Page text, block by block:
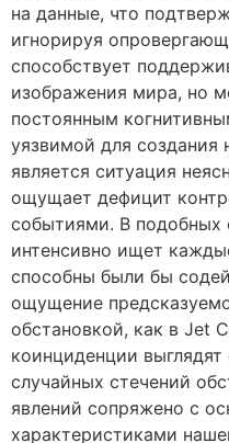
на данные, что
игнорируя
способствует
изображения мира, но
постоянным
уязвимой для создания
является ситуация
ощущает дефицит
событиями. В подобных
интенсивно ищет
способны были бы
ощущение
обстановкой, как в Jet
коинциденции
случайных стечений
явлений сопряжено с
характеристиками